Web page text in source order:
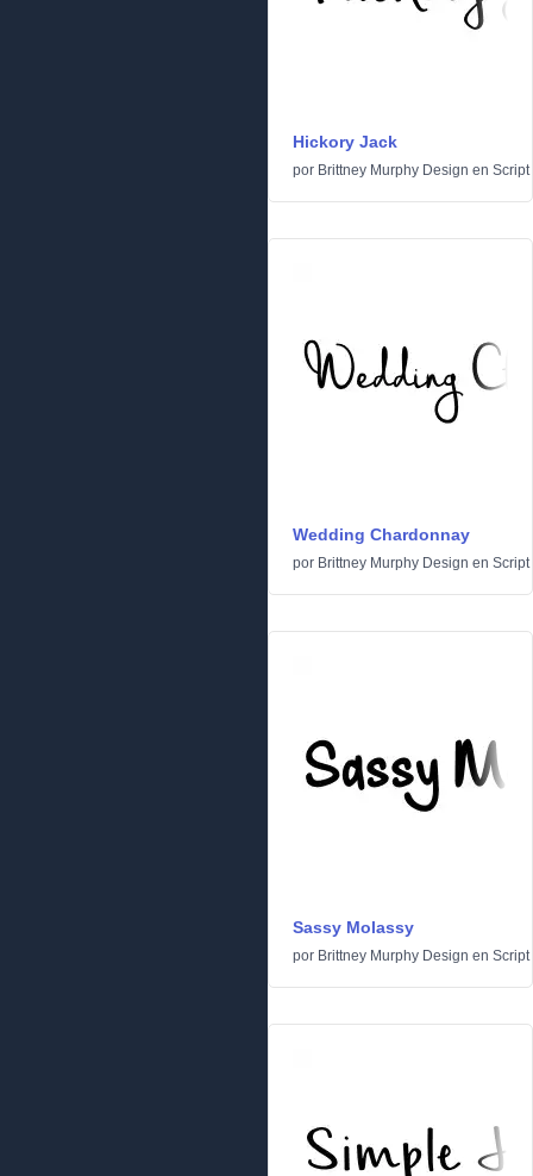
Hickory Jack
por Brittney Murphy Design en Script
Wedding Chardonnay
por Brittney Murphy Design en Script
Sassy Molassy
por Brittney Murphy Design en Script